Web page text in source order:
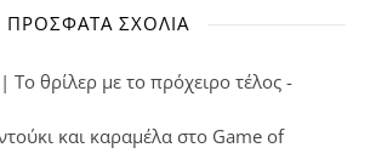
ΠΡΌΣΦΑΤΑ ΣΧΌΛΙΑ
θρίλερ με το πρόχειρο τέλος -
και καραμέλα στο Game of